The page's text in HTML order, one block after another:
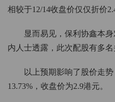
相较于12/14收盘价仅仅折价
显而易见，保利协鑫本
内人士透露，此次配股有多名
以上预期影响了股价走
13.73%，收盘价为2.9港元。